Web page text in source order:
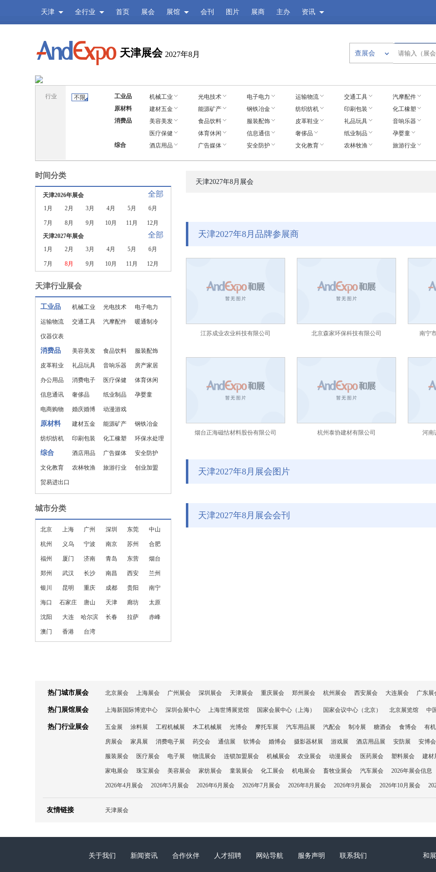
天津 全行业 首页 展会 展馆 会刊 图片 展商 主办 资讯
天津展会 2027年8月 查展会
行业 不限 工业品 机械工业 光电技术 电子电力 运输物流 交通工具 汽摩配件
原材料
建材五金 能源矿产 钢铁冶金 纺织纺机 印刷包装 化工橡塑
消费品
美容美发 食品饮料 服装配饰 皮革鞋业 礼品玩具 音响乐器
医疗保健
体育休闲 信息通信 奢侈品 纸业制品 孕婴童
综合
酒店用品 广告媒体 安全防护 文化教育 农林牧渔 旅游行业
天津2027年8月展会
天津2027年8月品牌参展商
江苏成业农业科技有限公司 北京森家环保科技有限公司 南宁
烟台正海磁怙材料股份有限公司 杭州泰协建材有限公司 河南
天津2027年8月展会图片
天津2027年8月展会会刊
时间分类
天津2026年展会 全部
1月 2月 3月 4月 5月 6月
7月 8月 9月 10月 11月
12月
天津2027年展会
全部
1月 2月 3月 4月 5月 6月
7月 8月 9月 10月 11月 12月
天津行业展会
工业品 机械工业 光电技术 电子电力
运输物流 交通工具 汽摩配件 暖通制冷
仪器仪表
消费品 美容美发 食品饮料 服装配饰
皮革鞋业 礼品玩具 音响乐器 房产家居
办公用品 消费电子 医疗保健 体育休闲
信息通讯 奢侈品 纸业制品 孕婴童
电商购物 婚庆婚博 动漫游戏
原材料 建材五金 能源矿产 钢铁冶金
纺织纺机 印刷包装 化工橡塑 环保水处理
综合 酒店用品 广告媒体 安全防护
文化教育 农林牧渔 旅游行业 创业加盟
贸易进出口
城市分类
北京 上海 广州 深圳 东莞 中山
杭州 义乌 宁波 南京 苏州 合肥
福州 厦门 济南 青岛 东营 烟台
郑州 武汉 长沙 南昌 西安 兰州
银川 昆明 重庆 成都 贵阳 南宁
海口 石家庄 唐山 天津 廊坊 太原
沈阳 大连 哈尔滨 长春 拉萨 赤峰
澳门 香港 台湾
热门城市展会 北京展会 上海展会 广州展会 深圳展会 天津展会 重庆展会 郑州展会 杭州展会 西安展会 大连展会 广东展
热门展馆展会 上海新国际博览中心 深圳会展中心 上海世博展览馆 国家会展中心（上海） 国家会议中心（北京） 北京展览馆 中
热门行业展会 五金展 涂料展 工程机械展 木工机械展 光博会 摩托车展 汽车用品展 汽配会 制冷展 糖酒会 食博会 有
房展会 家具展 消费电子展 药交会 通信展 软博会 婚博会 摄影器材展 游戏展 酒店用品展 安防展 安博会
服装展会 医疗展会 电子展 物流展会 连锁加盟展会 机械展会 农业展会 动漫展会 医药展会 塑料展会 建材
家电展会 珠宝展会 美容展会 家纺展会 童装展会 化工展会 机电展会 畜牧业展会 汽车展会 2026年展会信息
2026年4月展会 2026年5月展会 2026年6月展会 2026年7月展会 2026年8月展会 2026年9月展会 2026年10月展会
友情链接 天津展会
关于我们 新闻资讯 合作伙伴 人才招聘 网站导航 服务声明 联系我们 和